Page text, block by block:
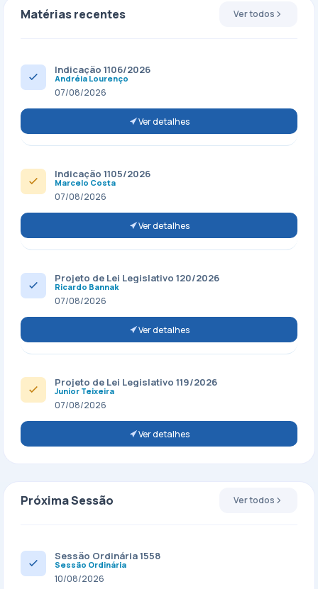
Matérias recentes Ver todos
Indicação 1106/2026
Andréia Lourenço
07/08/2026
Ver detalhes
Indicação 1105/2026
Marcelo Costa
07/08/2026
Ver detalhes
Projeto de Lei Legislativo 120/2026
Ricardo Bannak
07/08/2026
Ver detalhes
Projeto de Lei Legislativo 119/2026
Junior Teixeira
07/08/2026
Ver detalhes
Próxima Sessão Ver todos
Sessão Ordinária 1558
Sessão Ordinária
10/08/2026